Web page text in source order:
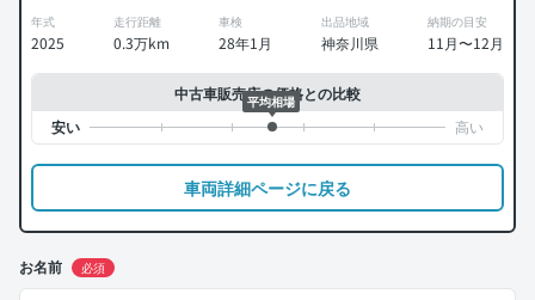
年式
2025
走行距離
0.3万km
車検
28年1月
出品地域
神奈川県
納期の目安
11月〜12月
中古車販売店の価格との比較
平均相場
車両詳細ページに戻る
お名前 必須